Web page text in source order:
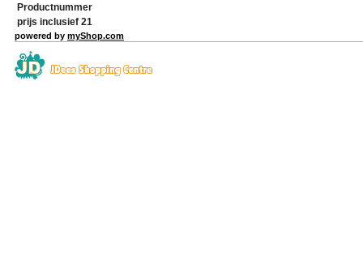
Productnummer
prijs inclusief 21
powered by myShop.com